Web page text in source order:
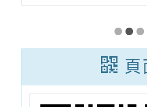
跑」活動資訊